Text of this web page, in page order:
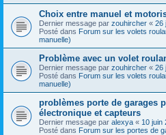
Choix entre manuel et
Dernier message par zouhircher « 26
Posté dans Forum sur les volets
manuelle)
Problème avec un volet
Dernier message par zouhircher « 26
Posté dans Forum sur les volets
manuelle)
problèmes porte de garages
électronique et capteurs
Dernier message par alexya « 10 juin
Posté dans Forum sur les portes de